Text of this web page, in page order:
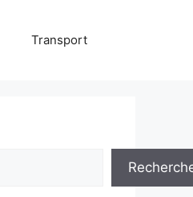
Transport